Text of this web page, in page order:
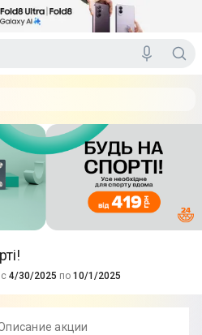
4/30/2025 по 10/1/2025
Описание акции